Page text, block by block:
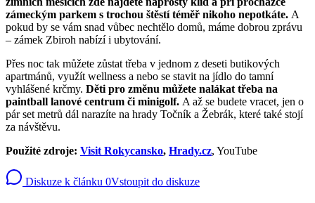
zámeckým parkem s trochou štěstí téměř nikoho nepotkáte. A
pokud by se vám snad vůbec nechtělo domů, máme dobrou zprávu
– zámek Zbiroh nabízí i ubytování.
Přes noc tak můžete zůstat třeba v jednom z deseti butikových
apartmánů, využít wellness a nebo se stavit na jídlo do tamní
vyhlášené krčmy. Děti pro změnu můžete nalákat třeba na
paintball lanové centrum či minigolf. A až se budete vracet, jen o
pár set metrů dál narazíte na hrady Točník a Žebrák, které také stojí
za návštěvu.
Použité zdroje: Visit Rokycansko, Hrady.cz, YouTube
Diskuze k článku 0Vstoupit do diskuze